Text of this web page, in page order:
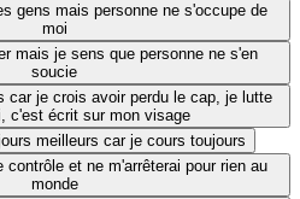
gens mais personne ne s'occupe de
moi
mais je sens que personne ne s'en
soucie
car je crois avoir perdu le cap, je lutte
c'est écrit sur mon visage
meilleurs car je cours toujours
contrôle et ne m'arrêterai pour rien au
monde